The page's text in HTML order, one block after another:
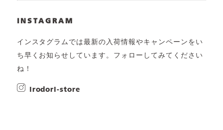
INSTAGRAM
インスタグラムでは最新の入荷情報やキャンペーンをい
ち早くお知らせしています。フォローしてみてください
ね！
irodori-store